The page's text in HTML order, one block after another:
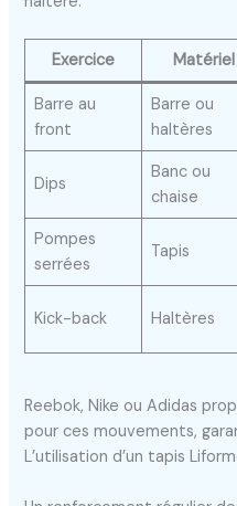
Exercice Matériel
Barre au
front
Barre ou
haltères
Dips
Banc ou
chaise
Pompes
serrées
Tapis
Kick-back Haltères
Reebok, Nike ou Adidas
pour ces mouvements,
L’utilisation d’un tapis